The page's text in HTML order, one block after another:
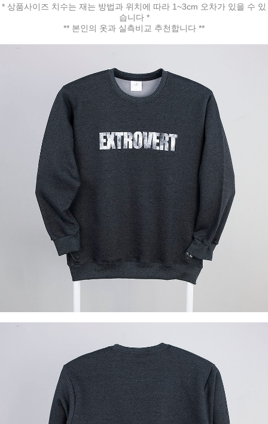
* 상품사이즈 치수는 재는 방법과 위치에 따라 1~3cm 오차가 있을 수 있
습니다 *
** 본인의 옷과 실측비교 추천합니다 **